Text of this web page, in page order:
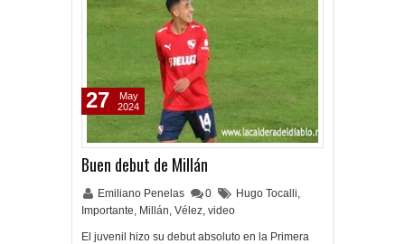
Buen debut de Millán
Emiliano Penelas 0 Hugo Tocalli,
Importante, Millán, Vélez, video
El juvenil hizo su debut absoluto en la Primera
27
May
2024